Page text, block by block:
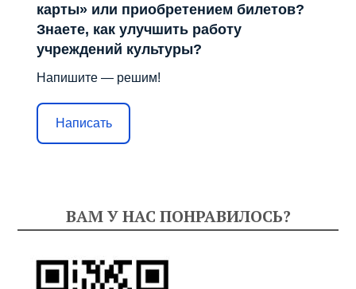
карты» или приобретением билетов?
Знаете, как улучшить работу
учреждений культуры?
Напишите — решим!
Написать
ВАМ У НАС ПОНРАВИЛОСЬ?